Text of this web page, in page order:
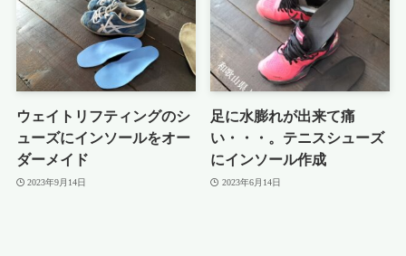
ウェイトリフティングのシ
ューズにインソールをオー
ダーメイド
2023年9月14日
足に水膨れが出来て痛
い・・・。テニスシューズ
にインソール作成
2023年6月14日